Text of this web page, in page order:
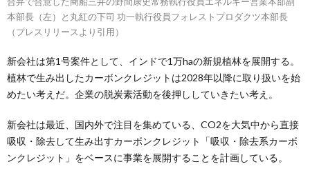
本部長（左）と丸紅の下司 功一執行役員フォレストプロダクツ本部長
（プレスリリースより引用）
新会社は第1号案件として、インドで1万haの新規植林を展開する。
植林で生み出したカーボンクレジットは2028年以降に取り扱いを始
めたい考えだ。企業の脱炭素活動を後押ししていきたい考え。
新会社は最近、国内外で注目を集めている、CO2を大気中から直接
吸収・除去して生み出すカーボンクレジット「吸収・除去系カーボ
ンクレジット」をベースに事業を展開することを計画している。